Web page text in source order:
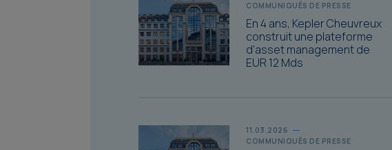
COMMUNIQUÉS DE PRESSE
En 4 ans, Kepler Cheuvreux
construit une plateforme
d’asset management de
EUR 12 Mds
11.03.2026
COMMUNIQUÉS DE PRESSE